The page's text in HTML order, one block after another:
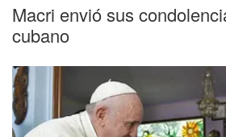
Macri envió sus
cubano